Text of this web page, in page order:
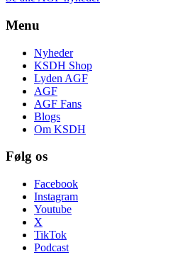
Menu
Nyheder
KSDH Shop
Lyden AGF
AGF
AGF Fans
Blogs
Om KSDH
Følg os
Facebook
Instagram
Youtube
X
TikTok
Podcast